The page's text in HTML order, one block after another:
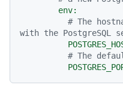
env:
# The
with the PostgreSQL
# The